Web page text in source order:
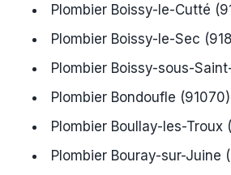
Plombier Boissy-le-Cutté
Plombier Boissy-le-Sec
Plombier Boissy-sous-
Plombier Bondoufle (91070)
Plombier Boullay-les-Troux
Plombier Bouray-sur-Juine